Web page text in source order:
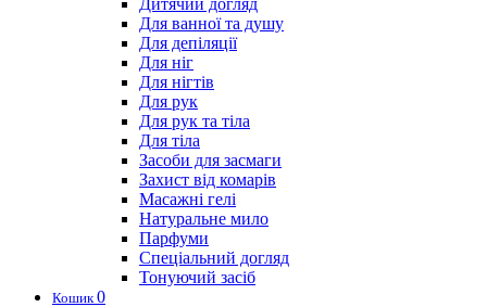
Для ванної та душу
Для депіляції
Для ніг
Для нігтів
Для рук
Для рук та тіла
Для тіла
Засоби для засмаги
Захист від комарів
Масажні гелі
Натуральне мило
Парфуми
Спеціальний догляд
Тонуючий засіб
Кошик 0